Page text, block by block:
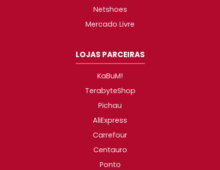
Netshoes
Mercado Livre
LOJAS PARCEIRAS
KaBuM!
TerabyteShop
Pichau
AliExpress
Carrefour
Centauro
Ponto